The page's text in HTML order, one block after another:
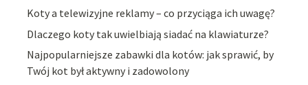
Koty a telewizyjne reklamy – co przyciąga ich uwagę?
Dlaczego koty tak uwielbiają siadać na klawiaturze?
Najpopularniejsze zabawki dla kotów: jak sprawić, by
Twój kot był aktywny i zadowolony